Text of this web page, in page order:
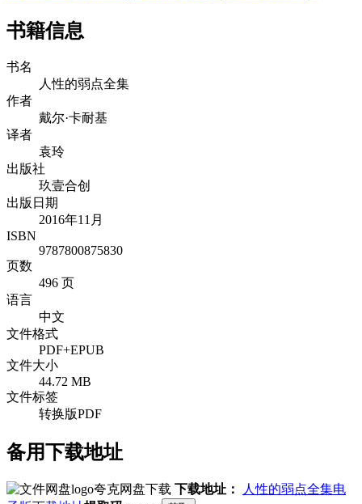
书籍信息
书名
人性的弱点全集
作者
戴尔·卡耐基
译者
袁玲
出版社
玖壹合创
出版日期
2016年11月
ISBN
9787800875830
页数
496 页
语言
中文
文件格式
PDF+EPUB
文件大小
44.72 MB
文件标签
转换版PDF
备用下载地址
夸克网盘下载 下载地址：
人性的弱点全集电